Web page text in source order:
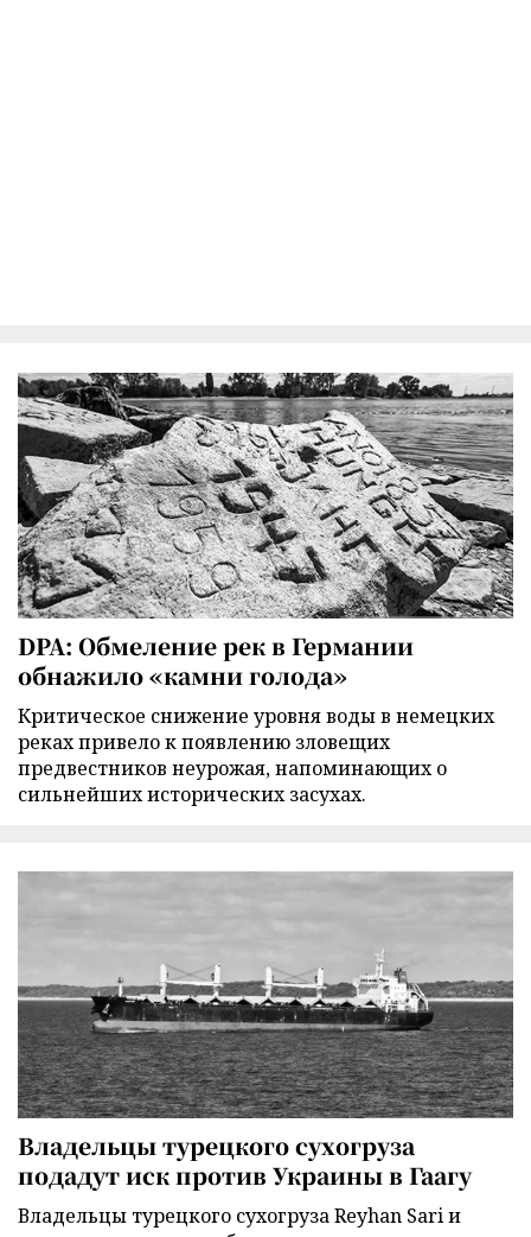
DPA: Обмеление рек в Германии
обнажило «камни голода»
Критическое снижение уровня воды в немецких
реках привело к появлению зловещих
предвестников неурожая, напоминающих о
сильнейших исторических засухах.
Владельцы турецкого сухогруза
подадут иск против Украины в Гаагу
Владельцы турецкого сухогруза Reyhan Sari и